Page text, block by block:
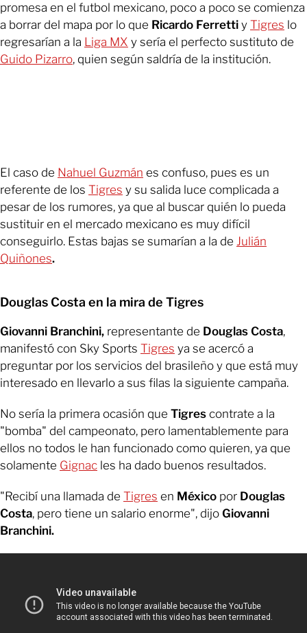
promesa en el futbol mexicano, poco a poco se comienza
a borrar del mapa por lo que Ricardo Ferretti y Tigres lo
regresarían a la Liga MX y sería el perfecto sustituto de
Guido Pizarro, quien según saldría de la institución.
El caso de Nahuel Guzmán es confuso, pues es un
referente de los Tigres y su salida luce complicada a
pesar de los rumores, ya que al buscar quién lo pueda
sustituir en el mercado mexicano es muy difícil
conseguirlo. Estas bajas se sumarían a la de Julián
Quiñones.
Douglas Costa en la mira de Tigres
Giovanni Branchini, representante de Douglas Costa,
manifestó con Sky Sports Tigres ya se acercó a
preguntar por los servicios del brasileño y que está muy
interesado en llevarlo a sus filas la siguiente campaña.
No sería la primera ocasión que Tigres contrate a la
"bomba" del campeonato, pero lamentablemente para
ellos no todos le han funcionado como quieren, ya que
solamente Gignac les ha dado buenos resultados.
"Recibí una llamada de Tigres en México por Douglas
Costa, pero tiene un salario enorme", dijo Giovanni
Branchini.